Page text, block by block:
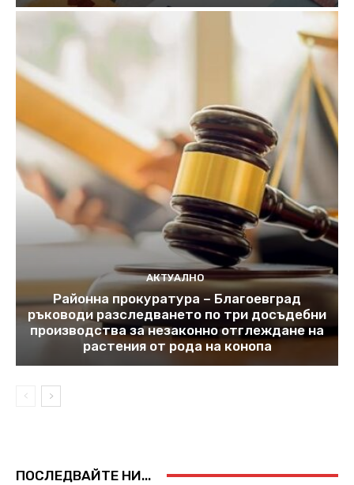
АКТУАЛНО
Районна прокуратура – Благоевград
ръководи разследването по три досъдебни
производства за незаконно отглеждане на
растения от рода на конопа
ПОСЛЕДВАЙТЕ НИ...